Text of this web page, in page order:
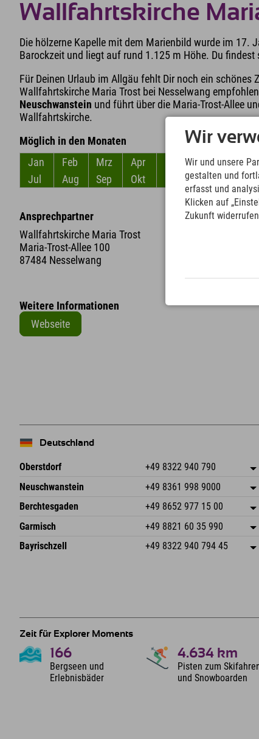
Wallfahrtskirche
Die hölzerne Kapelle mit dem Marienbild wurde im 17.
Barockzeit und liegt auf rund 1.125 m Höhe. Du
Für Deinen Urlaub im Allgäu fehlt Dir noch ein schönes
Wallfahrtskirche Maria Trost bei Nesselwang
Neuschwanstein und führt über die Maria-Trost-Allee
Wallfahrtskirche.
Möglich in den Monaten
Jan
Feb Mrz Apr
Jun
Jul
Aug Sep Okt Dez
Ansprechpartner
Wallfahrtskirche Maria Trost
Maria-Trost-Allee 100
87484 Nesselwang
Weitere Informationen
Webseite
Deutschland
Oberstdorf +49 8322 940 790
An der Breitach 3
Deutschland
Adresse speichern
Buchen
Neuschwanstein +49 8361 998 9000
An der Riese 45
87484 Nesselwang im Allgäu
Deutschland
Adresse speichern
Buchen
Berchtesgaden +49 8652 977 15 00
Hofreitstr. 7
Deutschland
Adresse speichern
Buchen
Garmisch +49 8821 60 35 990
Frickenstraße 22
82490 Farchant
Adresse speichern
Bayrischzell +49 8322 940 794 45
Zeit für Explorer Moments
166
Bergseen und
Erlebnisbäder
4.634 km
Pisten zum
und Snowboarden
Wir
Wir und unsere
gestalten und
erfasst und
Klicken auf
Zukunft